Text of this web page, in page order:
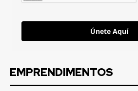
Únete Aquí
EMPRENDIMENTOS